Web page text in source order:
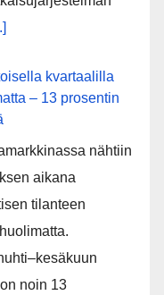
kvartaalilla
– 13 prosentin
nähtiin
aikana
tilanteen
noin 13